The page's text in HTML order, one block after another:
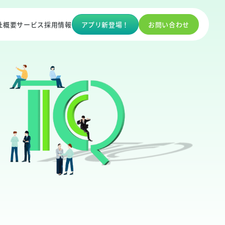
概要サービス採用情報 アプリ新登場！ お問い合わせ